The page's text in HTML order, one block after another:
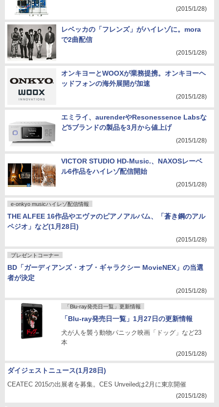
(2015/1/28)
レベッカの「フレンズ」がハイレゾに。mora
で2曲配信
(2015/1/28)
オンキヨーとWOOXが業務提携。オンキヨーヘ
ッドフォンの海外展開が加速
(2015/1/28)
エミライ、aurenderやResonessence Labsな
ど5ブランドの製品を3月から値上げ
(2015/1/28)
VICTOR STUDIO HD-Music.、NAXOSレーベ
ル6作品をハイレゾ配信開始
(2015/1/28)
e-onkyo musicハイレゾ配信情報
THE ALFEE 16作品やエヴァのピアノアルバム、「蒼き鋼のアル
ペジオ」など(1月28日)
(2015/1/28)
プレゼントコーナー
BD「ガーディアンズ・オブ・ギャラクシー MovieNEX」の当選
者が決定
(2015/1/28)
「Blu-ray発売日一覧」更新情報
「Blu-ray発売日一覧」1月27日の更新情報
犬が人を襲う動物パニック映画「ドッグ」など23
本
(2015/1/28)
ダイジェストニュース(1月28日)
CEATEC 2015の出展者を募集。CES Unveiledは2月に東京開催
(2015/1/28)